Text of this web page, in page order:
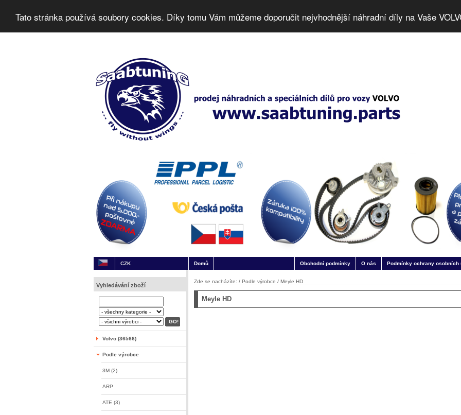
Tato stránka používá soubory cookies. Díky tomu Vám můžeme doporučit nejvhodnější náhradní díly na Vaše
CZK Domů Obchodní podmínky O nás Podmínky ochrany osobních
Vyhledávání zboží
Volvo (36566)
Podle výrobce
3M (2)
ARP
ATE (3)
Zde se nacházíte: / Podle výrobce / Meyle HD
Meyle HD